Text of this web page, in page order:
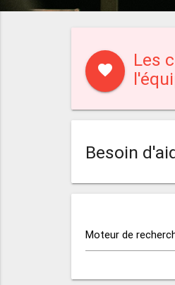
favorite
Les
Besoin
Moteur de